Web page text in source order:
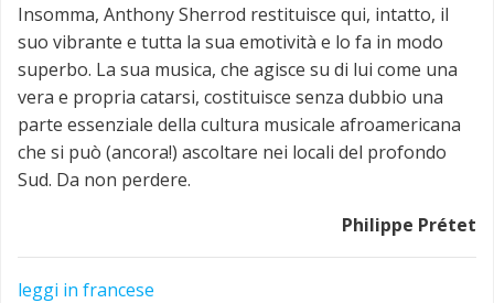
Insomma, Anthony Sherrod restituisce qui, intatto, il
suo vibrante e tutta la sua emotività e lo fa in modo
superbo. La sua musica, che agisce su di lui come una
vera e propria catarsi, costituisce senza dubbio una
parte essenziale della cultura musicale afroamericana
che si può (ancora!) ascoltare nei locali del profondo
Sud. Da non perdere.
Philippe Prétet
leggi in francese